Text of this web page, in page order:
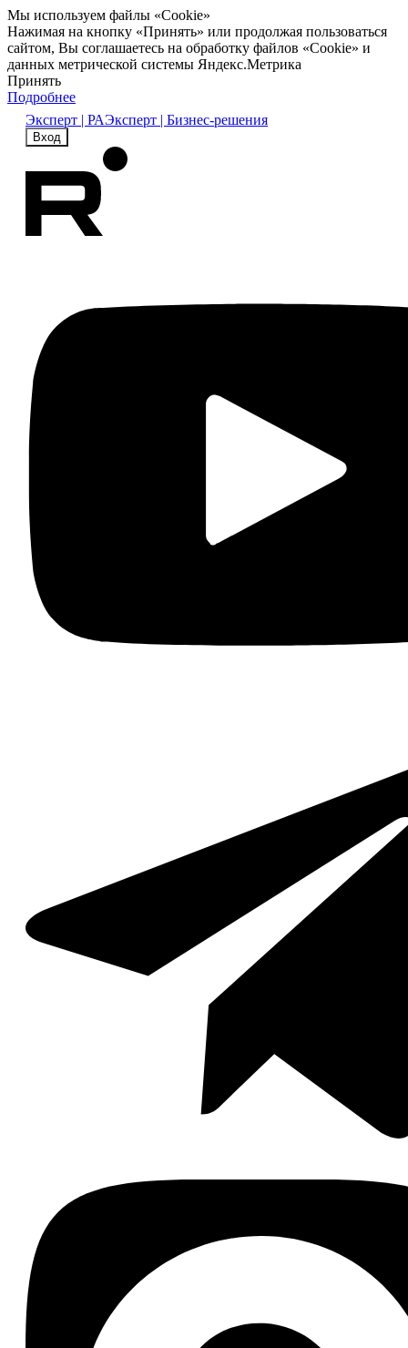
Мы используем файлы «Cookie»
Нажимая на кнопку «Принять» или продолжая пользоваться
сайтом, Вы соглашаетесь на обработку файлов «Cookie» и
данных метрической системы Яндекс.Метрика
Принять
Подробнее
Эксперт | РАЭксперт | Бизнес-решения
Вход